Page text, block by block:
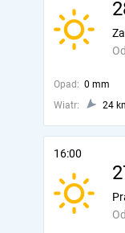
Opad: 0 mm
Wiatr:
24
16:00